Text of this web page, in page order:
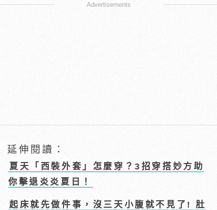
Advertisements
延伸閱讀：
夏天「西裝外套」怎麼穿？3招穿搭妙方助
你擊退炎炎夏日！
起床就先做件事，沒三天小腹就不見了! 肚